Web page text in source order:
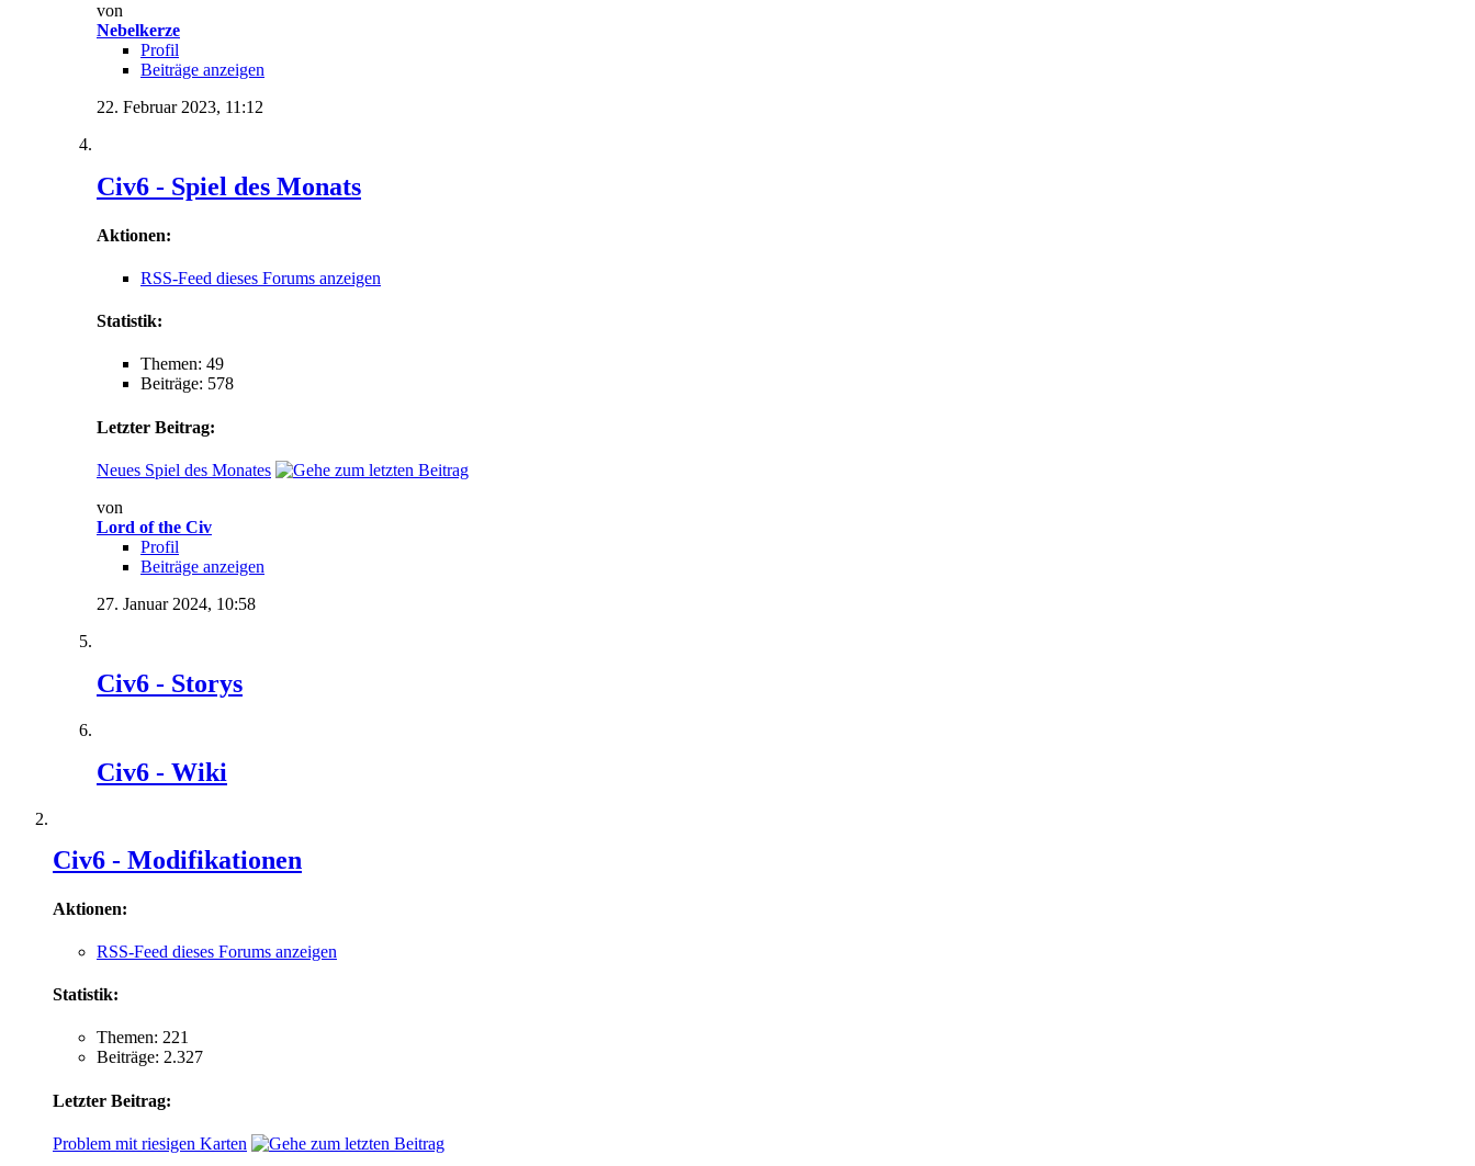
von
Nebelkerze
Profil
Beiträge anzeigen
22. Februar 2023, 11:12
Civ6 - Spiel des Monats
Aktionen:
RSS-Feed dieses Forums anzeigen
Statistik:
Themen: 49
Beiträge: 578
Letzter Beitrag:
Neues Spiel des Monates
von
Lord of the Civ
Profil
Beiträge anzeigen
27. Januar 2024, 10:58
Civ6 - Storys
Civ6 - Wiki
Civ6 - Modifikationen
Aktionen:
RSS-Feed dieses Forums anzeigen
Statistik:
Themen: 221
Beiträge: 2.327
Letzter Beitrag:
Problem mit riesigen Karten